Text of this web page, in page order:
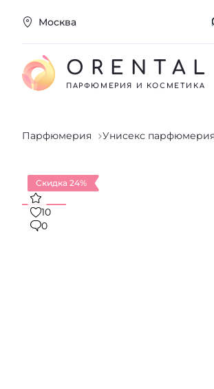
Москва
ORENTAL
ПАРФЮМЕРИЯ И КОСМЕТИКА
Парфюмерия Унисекс парфюмерия
Скидка 24%
10
0